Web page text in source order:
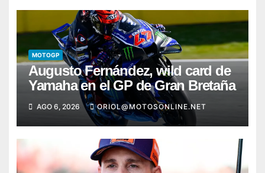
MOTOGP
Augusto Fernández, wild card de
Yamaha en el GP de Gran Bretaña
AGO 6, 2026 ORIOL@MOTOSONLINE.NET